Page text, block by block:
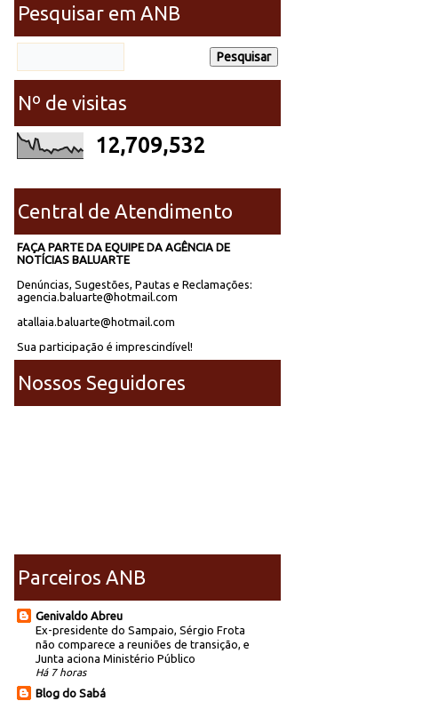
Pesquisar em ANB
Nº de visitas
12,709,532
Central de Atendimento
FAÇA PARTE DA EQUIPE DA AGÊNCIA DE
NOTÍCIAS BALUARTE
Denúncias, Sugestões, Pautas e Reclamações:
agencia.baluarte@hotmail.com
atallaia.baluarte@hotmail.com
Sua participação é imprescindível!
Nossos Seguidores
Parceiros ANB
Genivaldo Abreu
Ex-presidente do Sampaio, Sérgio Frota
não comparece a reuniões de transição, e
Junta aciona Ministério Público
Há 7 horas
Blog do Sabá